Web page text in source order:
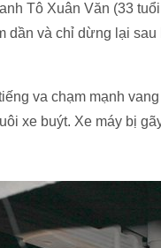
Tô Xuân Văn (33
và chỉ dừng lại
va chạm mạnh
xe buýt. Xe máy bị